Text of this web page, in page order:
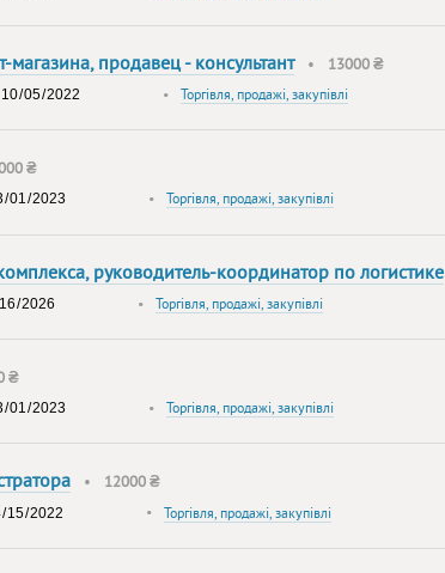
продавец - консультант• 13000 ₴
•Торгівля, продажі, закупівлі
₴
• Торгівля, продажі, закупівлі
руководитель-координатор по логистике
•Торгівля, продажі, закупівлі
₴
• Торгівля, продажі, закупівлі
• 12000 ₴
•Торгівля, продажі, закупівлі